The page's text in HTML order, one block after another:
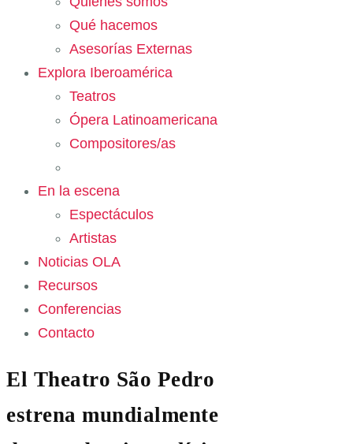
Qué hacemos
Asesorías Externas
Explora Iberoamérica
Teatros
Ópera Latinoamericana
Compositores/as
En la escena
Espectáculos
Artistas
Noticias OLA
Recursos
Conferencias
Contacto
El Theatro São Pedro
estrena mundialmente